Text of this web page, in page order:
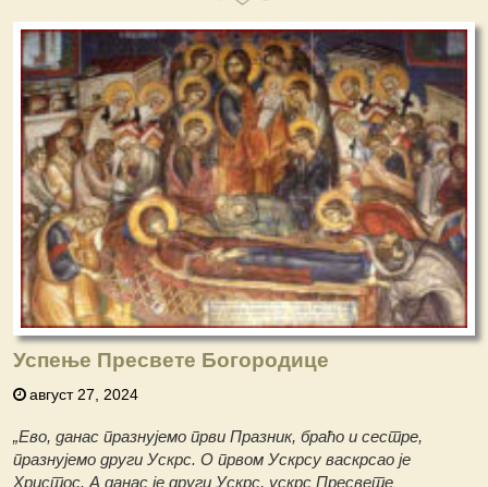
Успење Пресвете Богородице
август 27, 2024
„Ево, данас празнујемо први Празник, браћо и сестре,
празнујемо други Ускрс. О првом Ускрсу васкрсао је
Христос. А данас је други Ускрс, ускрс Пресвете